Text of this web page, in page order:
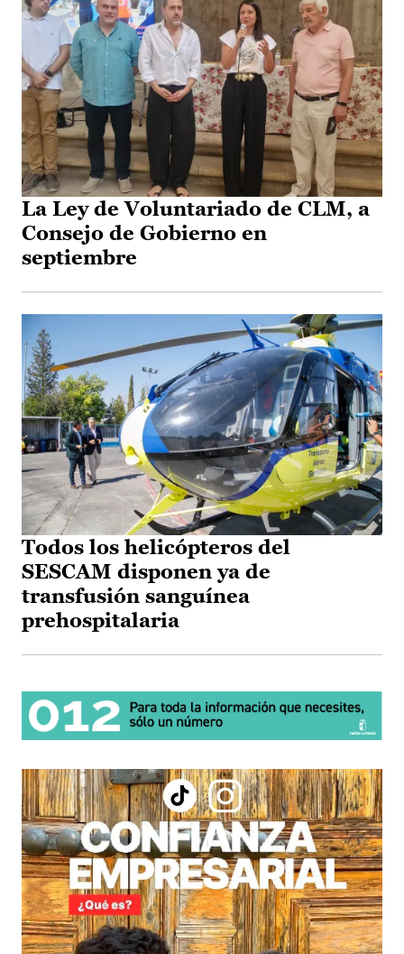
La Ley de Voluntariado de CLM, a
Consejo de Gobierno en
septiembre
Todos los helicópteros del
SESCAM disponen ya de
transfusión sanguínea
prehospitalaria